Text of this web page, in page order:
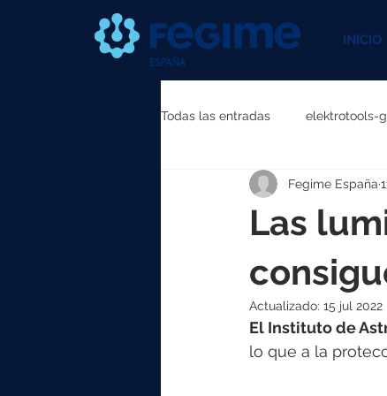
INICIO
Todas las entradas elektrotools-
elektrotools-P111000
elektrotools-P040000
Las
Fegime España
Actualizado: 15 jul 2022
El Instituto de
lo que a la